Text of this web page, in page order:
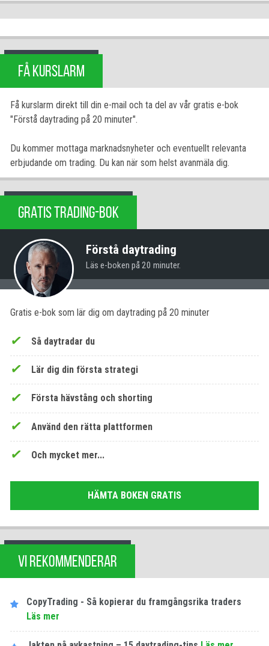
FÅ KURSLARM
Få kurslarm direkt till din e-mail och ta del av vår gratis e-bok
"Förstå daytrading på 20 minuter".
Du kommer mottaga marknadsnyheter och eventuellt relevanta
erbjudande om trading. Du kan när som helst avanmäla dig.
GRATIS TRADING-BOK
Förstå daytrading
Läs e-boken på 20 minuter.
Gratis e-bok som lär dig om daytrading på 20 minuter
Så daytradar du
Lär dig din första strategi
Första hävstång och shorting
Använd den rätta plattformen
Och mycket mer...
HÄMTA BOKEN GRATIS
VI REKOMMENDERAR
CopyTrading - Så kopierar du framgångsrika traders
Läs mer